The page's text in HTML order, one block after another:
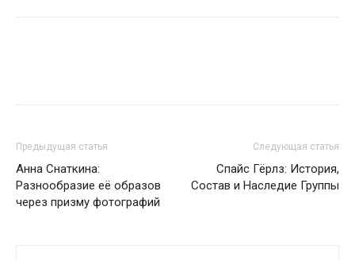
Предыдущая статья
Анна Снаткина:
Разнообразие её образов
через призму фотографий
Следующая статья
Спайс Гёрлз: История,
Состав и Наследие Группы